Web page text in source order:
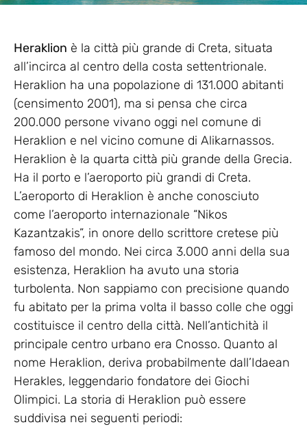
Heraklion è la città più grande di Creta, situata
all’incirca al centro della costa settentrionale.
Heraklion ha una popolazione di 131.000 abitanti
(censimento 2001), ma si pensa che circa
200.000 persone vivano oggi nel comune di
Heraklion e nel vicino comune di Alikarnassos.
Heraklion è la quarta città più grande della Grecia.
Ha il porto e l’aeroporto più grandi di Creta.
L’aeroporto di Heraklion è anche conosciuto
come l’aeroporto internazionale “Nikos
Kazantzakis”, in onore dello scrittore cretese più
famoso del mondo. Nei circa 3.000 anni della sua
esistenza, Heraklion ha avuto una storia
turbolenta. Non sappiamo con precisione quando
fu abitato per la prima volta il basso colle che oggi
costituisce il centro della città. Nell’antichità il
principale centro urbano era Cnosso. Quanto al
nome Heraklion, deriva probabilmente dall’Idaean
Herakles, leggendario fondatore dei Giochi
Olimpici. La storia di Heraklion può essere
suddivisa nei seguenti periodi: